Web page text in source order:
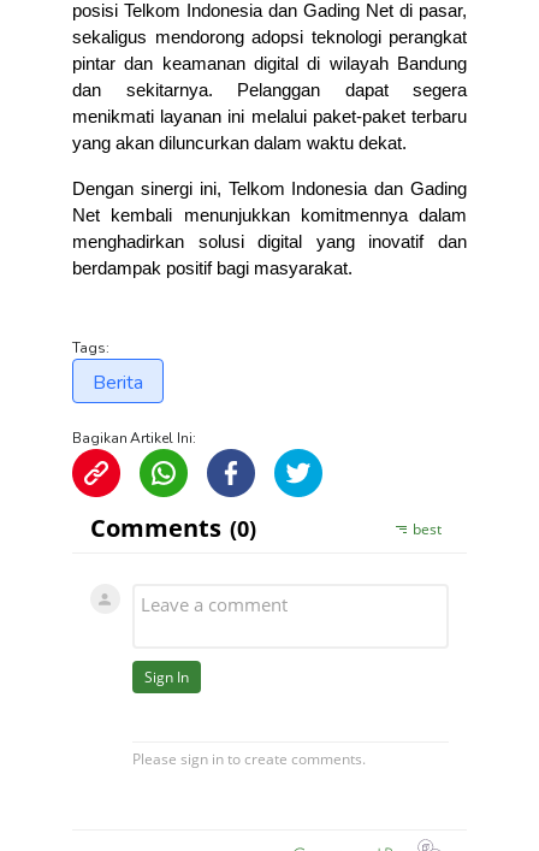
posisi Telkom Indonesia dan Gading Net di pasar,
sekaligus mendorong adopsi teknologi perangkat
pintar dan keamanan digital di wilayah Bandung
dan sekitarnya. Pelanggan dapat segera
menikmati layanan ini melalui paket-paket terbaru
yang akan diluncurkan dalam waktu dekat.
Dengan sinergi ini, Telkom Indonesia dan Gading
Net kembali menunjukkan komitmennya dalam
menghadirkan solusi digital yang inovatif dan
berdampak positif bagi masyarakat.
Tags:
Berita
Bagikan Artikel Ini: